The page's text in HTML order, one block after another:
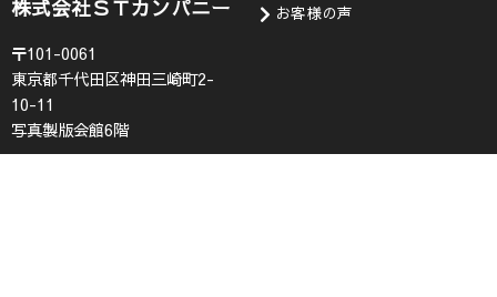
株式会社ＳＴカンパニー
〒101-0061
東京都千代田区神田三崎町2-
10-11
写真製版会館6階
お客様の声